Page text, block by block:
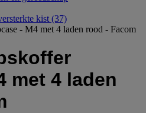
kist (37)
- M4 met 4 laden rood - Facom
met 4 laden